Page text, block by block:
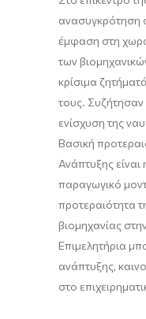
ανασυγκρότηση
έμφαση στη
των
κρίσιμα
τους. Συζήτησαν
ενίσχυση της
Βασική
Ανάπτυξης
παραγωγικό
προτεραιότητα
βιομηχανίας
Επιμελητήρια
ανάπτυξης,
στο